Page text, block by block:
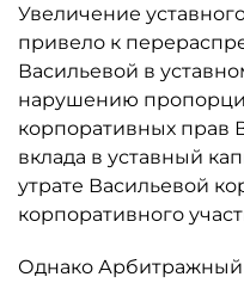
Увеличение
привело к
Васильевой в
нарушению
корпоративных прав
вклада в уставный
утрате Васильевой
корпоративного
Однако Арбитражный